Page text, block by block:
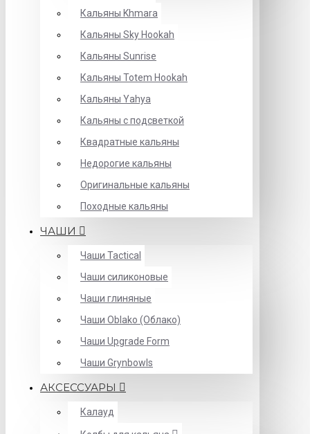
Кальяны Khmara
Кальяны Sky Hookah
Кальяны Sunrise
Кальяны Totem Hookah
Кальяны Yahya
Кальяны с подсветкой
Квадратные кальяны
Недорогие кальяны
Оригинальные кальяны
Походные кальяны
ЧАШИ
Чаши Tactical
Чаши силиконовые
Чаши глиняные
Чаши Oblako (Облако)
Чаши Upgrade Form
Чаши Grynbowls
АКСЕССУАРЫ
Калауд